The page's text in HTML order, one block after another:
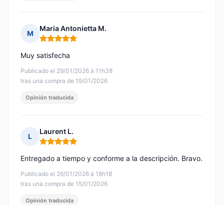
M
Maria Antonietta M.
Nota: 5 de 5
Publicado el 29/01/2026 à 11h38
tras una compra de 19/01/2026
Muy satisfecha
Opinión traducida
L
Laurent L.
Nota: 5 de 5
Publicado el 26/01/2026 à 18h18
tras una compra de 15/01/2026
Entregado a tiempo y conforme a la descripción. Bravo.
Opinión traducida